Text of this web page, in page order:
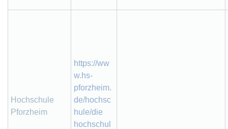
Hochschule
Pforzheim
https://ww
w.hs-
pforzheim.
de/hochsc
hule/die
hochschul